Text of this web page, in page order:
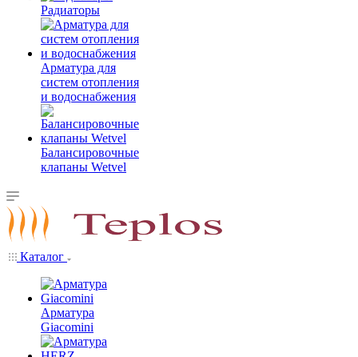
Радиаторы
Арматура для
систем отопления
и водоснабжения
Балансировочные
клапаны Wetvel
Каталог
Арматура
Giacomini